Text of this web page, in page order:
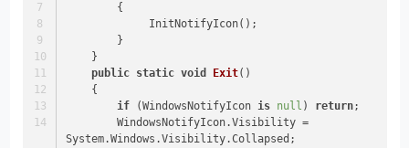
        {
             InitNotifyIcon();
    	}
    }
public static void Exit()
    {
if (WindowsNotifyIcon is null ) return;
System.Windows.Visibility.Collapsed;